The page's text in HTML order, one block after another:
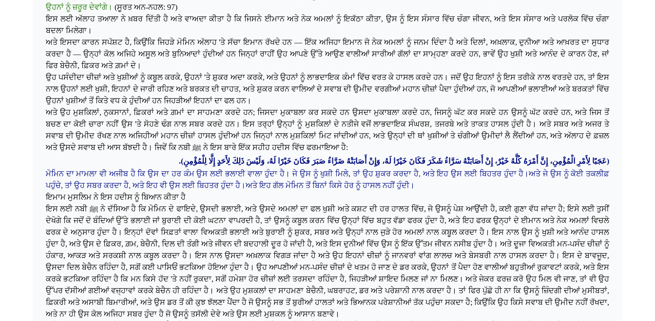
ਉਹਨਾਂ ਨੂੰ ਜ਼ਰੂਰ ਦੇਵਾਂਗੇ। (ਸੂਰਤ ਅਨ-ਨਹਲ: 97)
ਇਸ ਲਈ ਅੱਲਾਹ ਤਆਲਾ ਨੇ ਖ਼ਬਰ ਦਿੱਤੀ ਹੈ ਅਤੇ ਵਾਅਦਾ ਕੀਤਾ ਹੈ ਕਿ ਜਿਸਨੇ ਈਮਾਨ ਅਤੇ ਨੇਕ ਅਮਲਾਂ ਨੂੰ ਇਕੱਠਾ ਕੀਤਾ, ਉਸ ਨੂੰ ਇਸ ਸੰਸਾਰ ਵਿੱਚ ਚੰਗਾ ਜੀਵਨ, ਅਤੇ ਇਸ ਸੰਸਾਰ ਅਤੇ ਪਰਲੋਕ ਵਿੱਚ ਚੰਗਾ
ਬਦਲਾ ਮਿਲੇਗਾ।
ਅਤੇ ਇਸਦਾ ਕਾਰਨ ਸਪੱਸ਼ਟ ਹੈ, ਕਿਉਂਕਿ ਜਿਹੜੇ ਮੋਮਿਨ ਅੱਲਾਹ 'ਤੇ ਸੱਚਾ ਇਮਾਨ ਰੱਖਦੇ ਹਨ — ਇੱਕ ਅਜਿਹਾ ਇਮਾਨ ਜੋ ਨੇਕ ਅਮਲਾਂ ਨੂੰ ਜਨਮ ਦਿੰਦਾ ਹੈ ਅਤੇ ਦਿਲਾਂ, ਅਖ਼ਲਾਕ, ਦੁਨੀਆ ਅਤੇ ਆਖ਼ਰਤ ਦਾ ਸੁਧਾਰ
ਕਰਦਾ ਹੈ — ਉਨ੍ਹਾਂ ਕੋਲ ਅਜਿਹੇ ਅਸੂਲ ਅਤੇ ਬੁਨਿਆਦਾਂ ਹੁੰਦੀਆਂ ਹਨ ਜਿਨ੍ਹਾਂ ਰਾਹੀਂ ਉਹ ਆਪਣੇ ਉੱਤੇ ਆਉਣ ਵਾਲੀਆਂ ਸਾਰੀਆਂ ਗੱਲਾਂ ਦਾ ਸਾਮ੍ਹਣਾ ਕਰਦੇ ਹਨ, ਭਾਵੇਂ ਉਹ ਖੁਸ਼ੀ ਅਤੇ ਆਨੰਦ ਦੇ ਕਾਰਨ ਹੋਣ, ਜਾਂ
ਫਿਰ ਬੇਚੈਨੀ, ਫ਼ਿਕਰ ਅਤੇ ਗ਼ਮਾਂ ਦੇ।
ਉਹ ਪਸੰਦੀਦਾ ਚੀਜ਼ਾਂ ਅਤੇ ਖੁਸ਼ੀਆਂ ਨੂੰ ਕਬੂਲ ਕਰਕੇ, ਉਹਨਾਂ 'ਤੇ ਸ਼ੁਕਰ ਅਦਾ ਕਰਕੇ, ਅਤੇ ਉਹਨਾਂ ਨੂੰ ਲਾਭਦਾਇਕ ਕੰਮਾਂ ਵਿੱਚ ਵਰਤ ਕੇ ਹਾਸਲ ਕਰਦੇ ਹਨ। ਜਦੋਂ ਉਹ ਇਹਨਾਂ ਨੂੰ ਇਸ ਤਰੀਕੇ ਨਾਲ ਵਰਤਦੇ ਹਨ, ਤਾਂ ਇਸ
ਨਾਲ ਉਹਨਾਂ ਲਈ ਖੁਸ਼ੀ, ਇਹਨਾਂ ਦੇ ਜਾਰੀ ਰਹਿਣ ਅਤੇ ਬਰਕਤ ਦੀ ਚਾਹਤ, ਅਤੇ ਸ਼ੁਕਰ ਕਰਨ ਵਾਲਿਆਂ ਦੇ ਸਵਾਬ ਦੀ ਉਮੀਦ ਵਰਗੀਆਂ ਮਹਾਨ ਚੀਜ਼ਾਂ ਪੈਦਾ ਹੁੰਦੀਆਂ ਹਨ, ਜੋ ਆਪਣੀਆਂ ਭਲਾਈਆਂ ਅਤੇ ਬਰਕਤਾਂ ਵਿੱਚ
ਉਹਨਾਂ ਖੁਸ਼ੀਆਂ ਤੋਂ ਕਿਤੇ ਵਧ ਕੇ ਹੁੰਦੀਆਂ ਹਨ ਜਿਹੜੀਆਂ ਇਹਨਾਂ ਦਾ ਫਲ ਹਨ।
ਅਤੇ ਉਹ ਮੁਸ਼ਕਿਲਾਂ, ਨੁਕਸਾਨਾਂ, ਫ਼ਿਕਰਾਂ ਅਤੇ ਗ਼ਮਾਂ ਦਾ ਸਾਹਮਣਾ ਕਰਦੇ ਹਨ; ਜਿਸਦਾ ਮੁਕਾਬਲਾ ਕਰ ਸਕਦੇ ਹਨ ਉਸਦਾ ਮੁਕਾਬਲਾ ਕਰਦੇ ਹਨ, ਜਿਸਨੂੰ ਘੱਟ ਕਰ ਸਕਦੇ ਹਨ ਉਸਨੂੰ ਘੱਟ ਕਰਦੇ ਹਨ, ਅਤੇ ਜਿਸ ਤੋਂ
ਬਚਣ ਦਾ ਕੋਈ ਚਾਰਾ ਨਹੀਂ ਉਸ 'ਤੇ ਸੋਹਣੇ ਢੰਗ ਨਾਲ ਸਬਰ ਕਰਦੇ ਹਨ। ਇਸ ਤਰ੍ਹਾਂ ਉਨ੍ਹਾਂ ਨੂੰ ਮੁਸ਼ਕਿਲਾਂ ਦੇ ਨਤੀਜੇ ਵਜੋਂ ਲਾਭਦਾਇਕ ਸੰਘਰਸ਼, ਤਜਰਬੇ ਅਤੇ ਤਾਕਤ ਹਾਸਲ ਹੁੰਦੀ ਹੈ। ਅਤੇ ਸਬਰ ਅਤੇ ਅਜਰ ਤੇ
ਸਵਾਬ ਦੀ ਉਮੀਦ ਰੱਖਣ ਨਾਲ ਅਜਿਹੀਆਂ ਮਹਾਨ ਚੀਜ਼ਾਂ ਹਾਸਲ ਹੁੰਦੀਆਂ ਹਨ ਜਿਨ੍ਹਾਂ ਨਾਲ ਮੁਸ਼ਕਿਲਾਂ ਮਿਟ ਜਾਂਦੀਆਂ ਹਨ, ਅਤੇ ਉਨ੍ਹਾਂ ਦੀ ਥਾਂ ਖੁਸ਼ੀਆਂ ਤੇ ਚੰਗੀਆਂ ਉਮੀਦਾਂ ਲੈ ਲੈਂਦੀਆਂ ਹਨ, ਅਤੇ ਅੱਲਾਹ ਦੇ ਫ਼ਜ਼ਲ
ਅਤੇ ਉਸਦੇ ਸਵਾਬ ਦੀ ਆਸ ਬੱਝਦੀ ਹੈ। ਜਿਵੇਂ ਕਿ ਨਬੀ ﷺ ਨੇ ਇਸ ਬਾਰੇ ਇੱਕ ਸਹੀਹ ਹਦੀਸ ਵਿੱਚ ਫਰਮਾਇਆ ਹੈ:
(عَجَبًا لِأَمْرِ الْمُؤْمِنِ، إِنَّ أَمْرَهُ كُلَّهُ خَيْرٌ، إِنْ أَصَابَتْهُ سَرَّاءُ شَكَرَ فَكَانَ خَيْرًا لَهُ، وَإِنْ أَصَابَتْهُ ضَرَّاءُ صَبَرَ فَكَانَ خَيْرًا لَهُ، وَلَيْسَ ذَلِكَ لِأَحَدٍ إِلَّا لِلْمُؤْمِنِ).
ਮੋਮਿਨ ਦਾ ਮਾਮਲਾ ਵੀ ਅਜੀਬ ਹੈ ਕਿ ਉਸ ਦਾ ਹਰ ਕੰਮ ਉਸ ਲਈ ਭਲਾਈ ਵਾਲਾ ਹੁੰਦਾ ਹੈ। ਜੇ ਉਸ ਨੂੰ ਖੁਸ਼ੀ ਮਿਲੇ, ਤਾਂ ਉਹ ਸ਼ੁਕਰ ਕਰਦਾ ਹੈ, ਅਤੇ ਇਹ ਉਸ ਲਈ ਬਿਹਤਰ ਹੁੰਦਾ ਹੈ।ਅਤੇ ਜੇ ਉਸ ਨੂੰ ਕੋਈ ਤਕਲੀਫ਼
ਪਹੁੰਚੇ, ਤਾਂ ਉਹ ਸਬਰ ਕਰਦਾ ਹੈ, ਅਤੇ ਇਹ ਵੀ ਉਸ ਲਈ ਬਿਹਤਰ ਹੁੰਦਾ ਹੈ।ਅਤੇ ਇਹ ਗੱਲ ਮੋਮਿਨ ਤੋਂ ਬਿਨਾਂ ਕਿਸੇ ਹੋਰ ਨੂੰ ਹਾਸਲ ਨਹੀਂ ਹੁੰਦੀ।
ਇਮਾਮ ਮੁਸਲਿਮ ਨੇ ਇਸ ਹਦੀਸ ਨੂੰ ਬਿਆਨ ਕੀਤਾ ਹੈ
ਇਸ ਲਈ ਨਬੀ ﷺ ਨੇ ਦੱਸਿਆ ਹੈ ਕਿ ਮੋਮਿਨ ਦੇ ਫਾਇਦੇ, ਉਸਦੀਭਲਾਈ, ਅਤੇ ਉਸਦੇ ਅਮਲਾਂ ਦਾ ਫਲ ਖੁਸ਼ੀ ਅਤੇ ਕਸ਼ਟ ਦੀ ਹਰ ਹਾਲਤ ਵਿੱਚ, ਜੋ ਉਸਨੂੰ ਪੇਸ਼ ਆਉਂਦੀ ਹੈ, ਕਈ ਗੁਣਾ ਵੱਧ ਜਾਂਦਾ ਹੈ; ਇਸੇ ਲਈ ਤੁਸੀਂ
ਦੇਖੋਗੇ ਕਿ ਜਦੋਂ ਦੋ ਬੰਦਿਆਂ ਉੱਤੇ ਭਲਾਈ ਜਾਂ ਬੁਰਾਈ ਦੀ ਕੋਈ ਘਟਨਾ ਵਾਪਰਦੀ ਹੈ, ਤਾਂ ਉਸਨੂੰ ਕਬੂਲ ਕਰਨ ਵਿੱਚ ਉਨ੍ਹਾਂ ਵਿੱਚ ਬਹੁਤ ਵੱਡਾ ਫਰਕ ਹੁੰਦਾ ਹੈ, ਅਤੇ ਇਹ ਫਰਕ ਉਨ੍ਹਾਂ ਦੇ ਈਮਾਨ ਅਤੇ ਨੇਕ ਅਮਲਾਂ ਵਿਚਲੇ
ਫਰਕ ਦੇ ਅਨੁਸਾਰ ਹੁੰਦਾ ਹੈ। ਇਨ੍ਹਾਂ ਦੋਵਾਂ ਸਿਫ਼ਤਾਂ ਵਾਲਾ ਵਿਅਕਤੀ ਭਲਾਈ ਅਤੇ ਬੁਰਾਈ ਨੂੰ ਸ਼ੁਕਰ, ਸਬਰ ਅਤੇ ਉਨ੍ਹਾਂ ਨਾਲ ਜੁੜੇ ਹੋਰ ਅਮਲਾਂ ਨਾਲ ਕਬੂਲ ਕਰਦਾ ਹੈ। ਇਸ ਨਾਲ ਉਸ ਨੂੰ ਖੁਸ਼ੀ ਅਤੇ ਆਨੰਦ ਹਾਸਲ
ਹੁੰਦਾ ਹੈ, ਅਤੇ ਉਸ ਦੇ ਫ਼ਿਕਰ, ਗ਼ਮ, ਬੇਚੈਨੀ, ਦਿਲ ਦੀ ਤੰਗੀ ਅਤੇ ਜੀਵਨ ਦੀ ਬਦਹਾਲੀ ਦੂਰ ਹੋ ਜਾਂਦੀ ਹੈ, ਅਤੇ ਇਸ ਦੁਨੀਆਂ ਵਿੱਚ ਉਸ ਨੂੰ ਇੱਕ ਉੱਤਮ ਜੀਵਨ ਨਸੀਬ ਹੁੰਦਾ ਹੈ। ਅਤੇ ਦੂਜਾ ਵਿਅਕਤੀ ਮਨ-ਪਸੰਦ ਚੀਜ਼ਾਂ ਨੂੰ
ਹੰਕਾਰ, ਆਕੜ ਅਤੇ ਸਰਕਸ਼ੀ ਨਾਲ ਕਬੂਲ ਕਰਦਾ ਹੈ। ਇਸ ਨਾਲ ਉਸਦਾ ਅਖ਼ਲਾਕ ਵਿਗੜ ਜਾਂਦਾ ਹੈ ਅਤੇ ਉਹ ਇਹਨਾਂ ਚੀਜ਼ਾਂ ਨੂੰ ਜਾਨਵਰਾਂ ਵਾਂਗ ਲਾਲਚ ਅਤੇ ਬੇਸਬਰੀ ਨਾਲ ਹਾਸਲ ਕਰਦਾ ਹੈ। ਇਸ ਦੇ ਬਾਵਜੂਦ,
ਉਸਦਾ ਦਿਲ ਬੇਚੈਨ ਰਹਿੰਦਾ ਹੈ, ਸਗੋਂ ਕਈ ਪਾਸਿਓਂ ਭਟਕਿਆ ਹੋਇਆ ਹੁੰਦਾ ਹੈ। ਉਹ ਆਪਣੀਆਂ ਮਨ-ਪਸੰਦ ਚੀਜ਼ਾਂ ਦੇ ਖਤਮ ਹੋ ਜਾਣ ਦੇ ਡਰ ਕਰਕੇ, ਉਹਨਾਂ ਤੋਂ ਪੈਦਾ ਹੋਣ ਵਾਲੀਆਂ ਬਹੁਤੀਆਂ ਰੁਕਾਵਟਾਂ ਕਰਕੇ, ਅਤੇ ਇਸ
ਕਰਕੇ ਭਟਕਿਆ ਰਹਿੰਦਾ ਹੈ ਕਿ ਮਨ ਕਿਸੇ ਹੱਦ 'ਤੇ ਨਹੀਂ ਰੁਕਦਾ, ਸਗੋਂ ਹਮੇਸ਼ਾ ਹੋਰ ਚੀਜ਼ਾਂ ਲਈ ਤਰਸਦਾ ਰਹਿੰਦਾ ਹੈ, ਜਿਹੜੀਆਂ ਸ਼ਾਇਦ ਮਿਲਣ ਜਾਂ ਨਾ ਮਿਲਣ। ਅਤੇ ਜੇਕਰ ਫਰਜ਼ ਕਰੋ ਉਹ ਮਿਲ ਵੀ ਜਾਣ, ਤਾਂ ਵੀ ਉਹ
ਉੱਪਰ ਦੱਸੀਆਂ ਗਈਆਂ ਵਜ੍ਹਾਵਾਂਕਰਕੇ ਬੇਚੈਨ ਹੀ ਰਹਿੰਦਾ ਹੈ। ਅਤੇ ਉਹ ਮੁਸ਼ਕਲਾਂ ਦਾ ਸਾਹਮਣਾ ਬੇਚੈਨੀ, ਘਬਰਾਹਟ, ਡਰ ਅਤੇ ਪਰੇਸ਼ਾਨੀ ਨਾਲ ਕਰਦਾ ਹੈ। ਤਾਂ ਫਿਰ ਪੁੱਛੋ ਹੀ ਨਾ ਕਿ ਉਸਨੂੰ ਜ਼ਿੰਦਗੀ ਦੀਆਂ ਮੁਸੀਬਤਾਂ,
ਫ਼ਿਕਰੀ ਅਤੇ ਅਸਾਬੀ ਬਿਮਾਰੀਆਂ, ਅਤੇ ਉਸ ਡਰ ਤੋਂ ਕੀ ਕੁਝ ਝੱਲਣਾ ਪੈਂਦਾ ਹੈ ਜੋ ਉਸਨੂੰ ਸਭ ਤੋਂ ਬੁਰੀਆਂ ਹਾਲਤਾਂ ਅਤੇ ਭਿਆਨਕ ਪਰੇਸ਼ਾਨੀਆਂ ਤੱਕ ਪਹੁੰਚਾ ਸਕਦਾ ਹੈ; ਕਿਉਂਕਿ ਉਹ ਕਿਸੇ ਸਵਾਬ ਦੀ ਉਮੀਦ ਨਹੀਂ ਰੱਖਦਾ,
ਅਤੇ ਨਾ ਹੀ ਉਸ ਕੋਲ ਅਜਿਹਾ ਸਬਰ ਹੁੰਦਾ ਹੈ ਜੋ ਉਸਨੂੰ ਤਸੱਲੀ ਦੇਵੇ ਅਤੇ ਉਸ ਲਈ ਮੁਸ਼ਕਲ ਨੂੰ ਆਸਾਨ ਬਣਾਵੇ।